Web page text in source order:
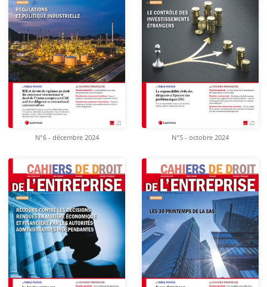
N°6 - décembre 2024 N°5 - octobre 2024